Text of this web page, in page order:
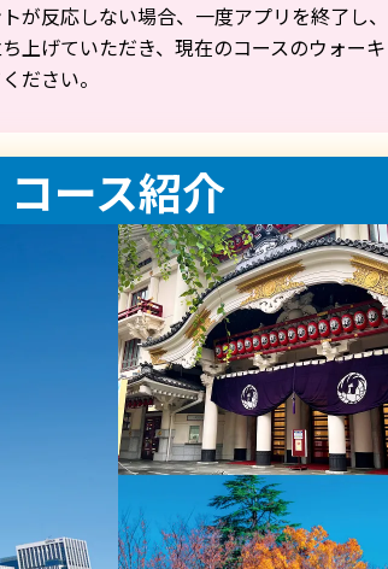
が反応しない場合、一度アプリを終了し、
上げていただき、現在のコースのウォーキ
ださい。
コース紹介